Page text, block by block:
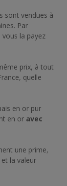
sont vendues à
Par
la payez
prix, à tout
quelle
en or pur
en or avec
une prime,
la valeur